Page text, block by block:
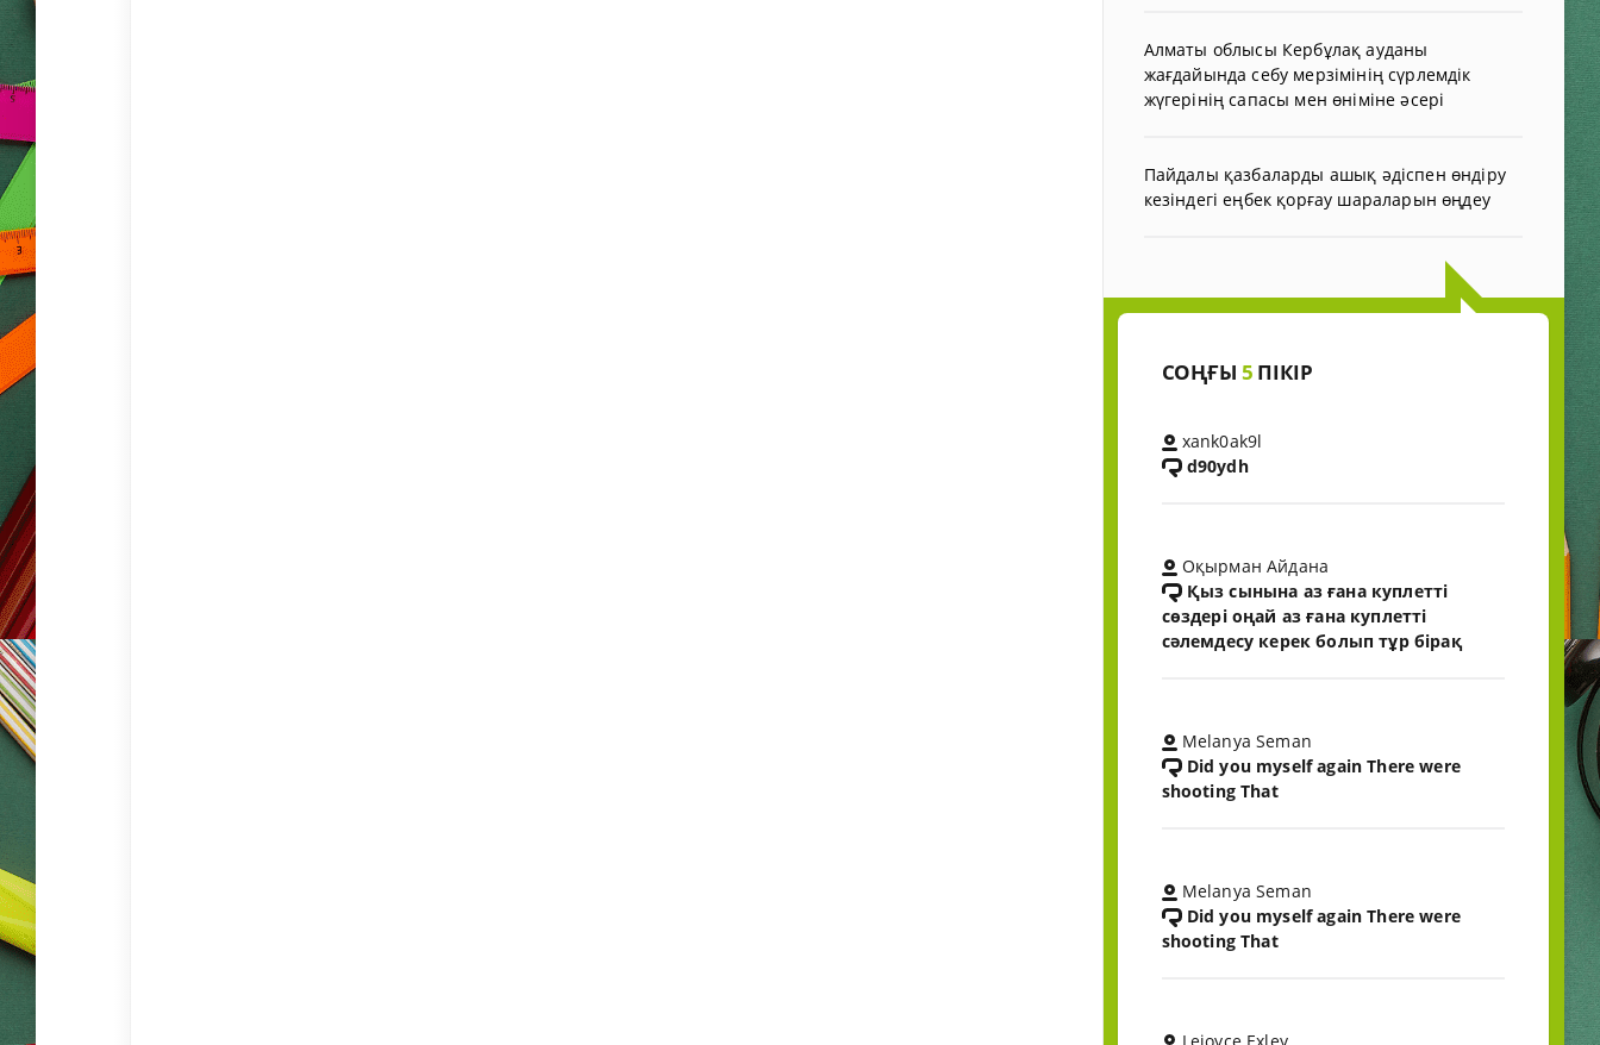
Алматы облысы Кербұлақ ауданы
жағдайында себу мерзімінің сүрлемдік
жүгерінің сапасы мен өніміне әсері
Пайдалы қазбаларды ашық әдіспен өндіру
кезіндегі еңбек қорғау шараларын өңдеу
СОҢҒЫ 5 ПІКІР
xank0ak9l
d90ydh
Оқырман Айдана
Қыз сынына аз ғана куплетті
сөздері оңай аз ғана куплетті
сәлемдесу керек болып тұр бірақ
Melanya Seman
Did you myself again There were
shooting That
Melanya Seman
Did you myself again There were
shooting That